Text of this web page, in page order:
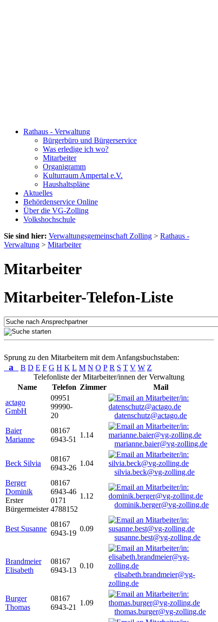
Rathaus - Verwaltung
Bürgerbüro und Bürgerservice
Was erledige ich wo?
Mitarbeiter
Organigramm
Kulturraum Ampertal e.V.
Haushaltspläne
Aktuelles
Behördenservice Online
Über die VG-Zolling
Volkshochschule
Sie sind hier: Verwaltungsgemeinschaft Zolling > Rathaus -
Verwaltung > Mitarbeiter
Mitarbeiter
Mitarbeiter-Telefon-Liste
Sprung zu den Mitarbeitern mit dem Anfangsbuchstaben:
a B D E F G H K L M N O P R S T V W Z
Telefonliste der Mitarbeiter/innen der Verwaltung
Name
Telefon Zimmer
Mail
actago
GmbH
09951
99990-
20
datenschutz@actago.de
Baier
Marianne
08167
6943-51
1.14
marianne.baier@vg-zolling.de
Beck Silvia
08167
6943-26
1.04
silvia.beck@vg-zolling.de
Berger
Dominik
Erster
Bürgermeister
08167
6943-46
0171
4788152
1.12
dominik.berger@vg-zolling.de
Best Susanne
08167
6943-19
0.09
susanne.best@vg-zolling.de
Brandmeier
Elisabeth
08167
6943-13
0.10
elisabeth.brandmeier@vg-
zolling.de
Burger
Thomas
08167
6943-21
1.09
thomas.burger@vg-zolling.de